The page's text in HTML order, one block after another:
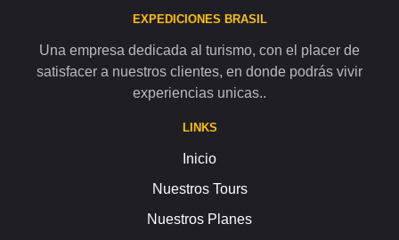
EXPEDICIONES BRASIL
Una empresa dedicada al turismo, con el placer de
satisfacer a nuestros clientes, en donde podrás vivir
experiencias unicas..
LINKS
Inicio
Nuestros Tours
Nuestros Planes